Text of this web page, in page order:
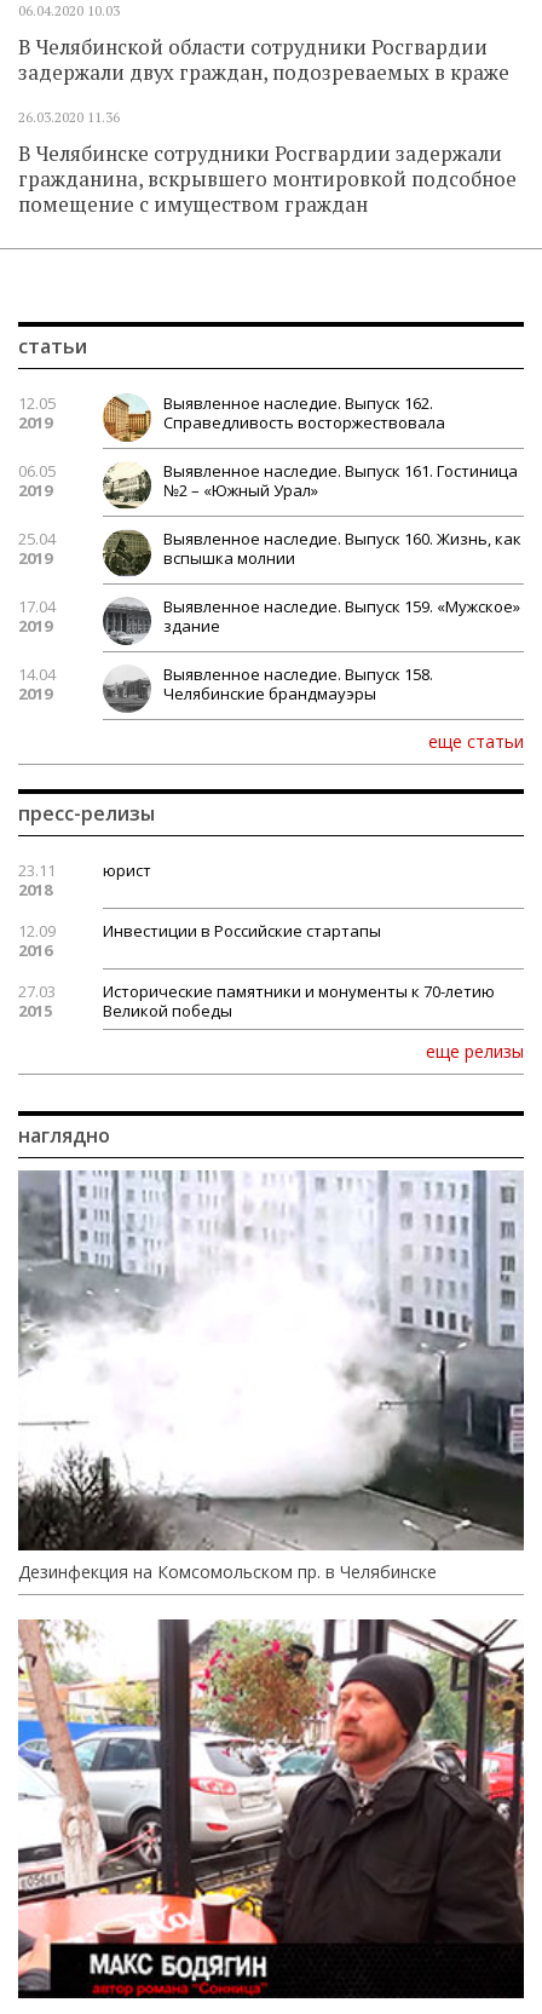
06.04.2020 10.03
В Челябинской области сотрудники Росгвардии
задержали двух граждан, подозреваемых в краже
26.03.2020 11.36
В Челябинске сотрудники Росгвардии задержали
гражданина, вскрывшего монтировкой подсобное
помещение с имуществом граждан
статьи
12.05
2019
Выявленное наследие. Выпуск 162.
Справедливость восторжествовала
06.05
2019
Выявленное наследие. Выпуск 161. Гостиница
№2 – «Южный Урал»
25.04
2019
Выявленное наследие. Выпуск 160. Жизнь, как
вспышка молнии
17.04
2019
Выявленное наследие. Выпуск 159. «Мужское»
здание
14.04
2019
Выявленное наследие. Выпуск 158.
Челябинские брандмауэры
еще статьи
пресс-релизы
23.11
2018
юрист
12.09
2016
Инвестиции в Российские стартапы
27.03
2015
Исторические памятники и монументы к 70-летию
Великой победы
еще релизы
наглядно
Дезинфекция на Комсомольском пр. в Челябинске